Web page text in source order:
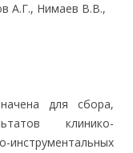
А.Г., Нимаев В.В.,
для сбора,
клинико-